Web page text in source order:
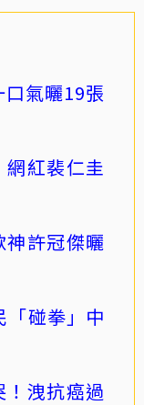
氣曬19張
紅裴仁圭
神許冠傑曬
「碰拳」中
洩抗癌過